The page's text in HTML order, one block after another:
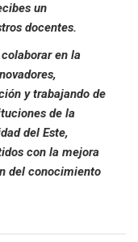
un
docentes.
en la
y trabajando de
de la
del Este,
con la mejora
del conocimiento